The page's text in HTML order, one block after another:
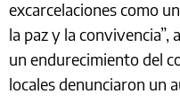
excarcelaciones como
la paz y la
un endurecimiento del
locales denunciaron un